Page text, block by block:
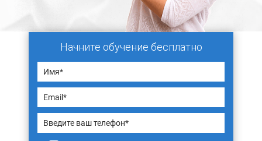
Начните обучение бесплатно